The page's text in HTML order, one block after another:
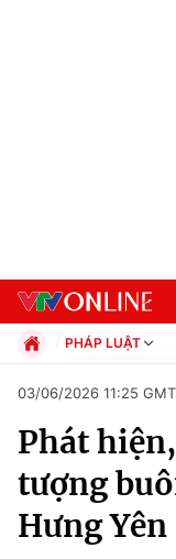
Chuyên mục
Chính trị
PHÁP LUẬT
Xã hội
Pháp luật
Thể thao
Truyền hình
Văn hóa -
03/06/2026 11:25
Phát
tượng
Hưng Yên